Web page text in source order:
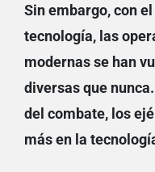
Sin embargo, con
tecnología, las
modernas se han
diversas que
del combate, los
más en la